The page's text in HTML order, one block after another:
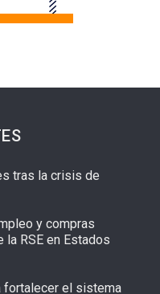
tras la crisis de
y compras
RSE en Estados
fortalecer el sistema